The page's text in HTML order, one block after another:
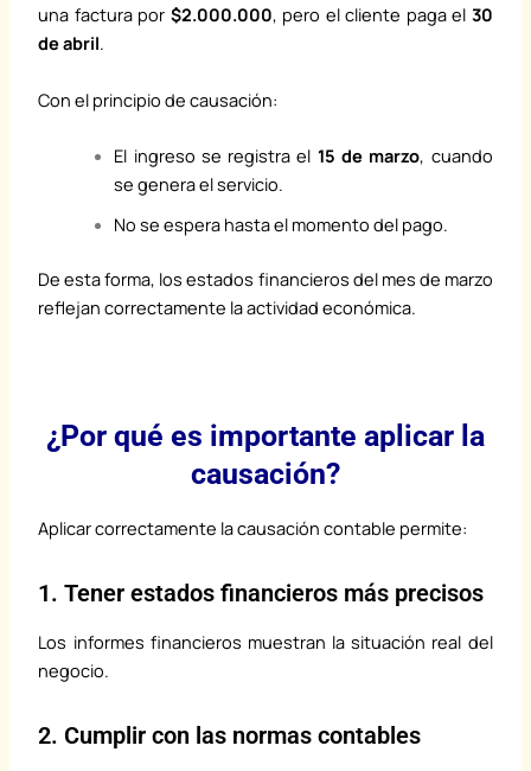
una factura por $2.000.000, pero el cliente paga el 30
de abril.
Con el principio de causación:
El ingreso se registra el 15 de marzo, cuando
se genera el servicio.
No se espera hasta el momento del pago.
De esta forma, los estados financieros del mes de marzo
reflejan correctamente la actividad económica.
¿Por qué es importante aplicar la
causación?
Aplicar correctamente la causación contable permite:
1. Tener estados financieros más precisos
Los informes financieros muestran la situación real del
negocio.
2. Cumplir con las normas contables